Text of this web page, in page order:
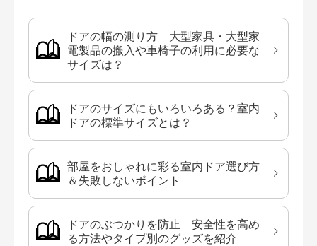
ドアの幅の測り方 大型家具・大型家
電製品の搬入や車椅子の利用に必要な
サイズは？
ドアのサイズにもいろいろある？室内
ドアの標準サイズとは？
部屋をおしゃれに彩る室内ドア選び方
＆失敗しないポイント
ドアのぶつかりを防止 安全性を高め
る方法やタイプ別のグッズを紹介